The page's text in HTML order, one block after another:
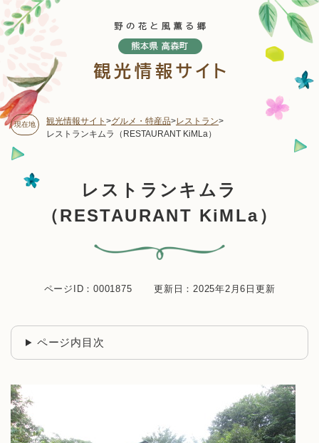
ー
ジ
頭
す
。 現在地 観光情報サイト >グルメ・特産品>レストラン>
レストランキムラ（RESTAURANT KiMLa）
レストランキムラ
（RESTAURANT KiMLa）
ページID：0001875 更新日：2025年2月6日更新
ページ内目次